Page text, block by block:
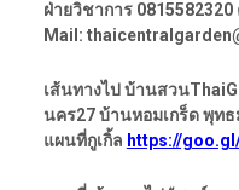
ฝ่ายวิชาการ
Mail:
เส้นทางไป บ้านสวน
นคร27 บ้านหอมเกร็ด พุท
แผนที่กูเกิ้ล https://